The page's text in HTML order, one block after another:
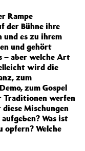
Rampe
der Bühne ihre
es zu ihrem
und gehört
– aber welche Art
wird die
zum
zum Gospel
Traditionen werfen
Mischungen
Was ist
opfern? Welche